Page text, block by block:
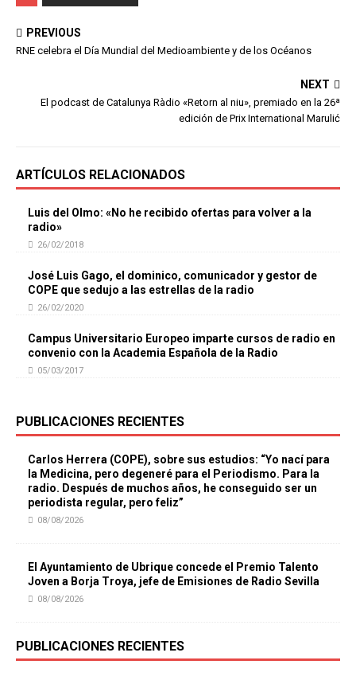
PREVIOUS
RNE celebra el Día Mundial del Medioambiente y de los Océanos
NEXT
El podcast de Catalunya Ràdio «Retorn al niu», premiado en la 26ª
edición de Prix International Marulić
ARTÍCULOS RELACIONADOS
Luis del Olmo: «No he recibido ofertas para volver a la
radio»
26/02/2018
José Luis Gago, el dominico, comunicador y gestor de
COPE que sedujo a las estrellas de la radio
26/02/2020
Campus Universitario Europeo imparte cursos de radio en
convenio con la Academia Española de la Radio
05/03/2017
PUBLICACIONES RECIENTES
Carlos Herrera (COPE), sobre sus estudios: “Yo nací para
la Medicina, pero degeneré para el Periodismo. Para la
radio. Después de muchos años, he conseguido ser un
periodista regular, pero feliz”
08/08/2026
El Ayuntamiento de Ubrique concede el Premio Talento
Joven a Borja Troya, jefe de Emisiones de Radio Sevilla
08/08/2026
PUBLICACIONES RECIENTES